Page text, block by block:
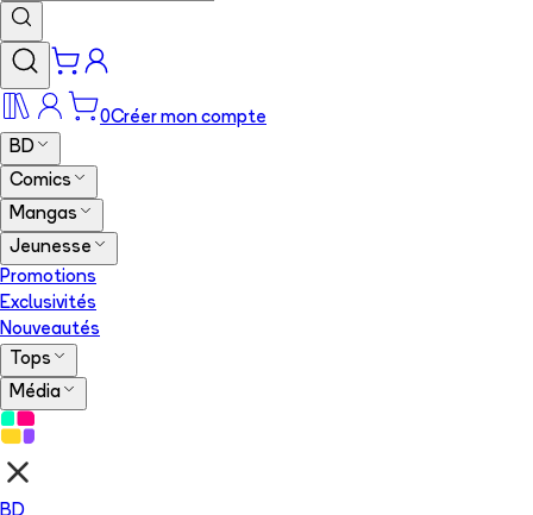
0Créer mon compte
BD
Comics
Mangas
Jeunesse
Promotions
Exclusivités
Nouveautés
Tops
Média